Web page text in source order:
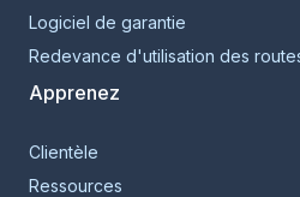
Logiciel de garantie
Redevance d'utilisation des
Apprenez
Clientèle
Ressources